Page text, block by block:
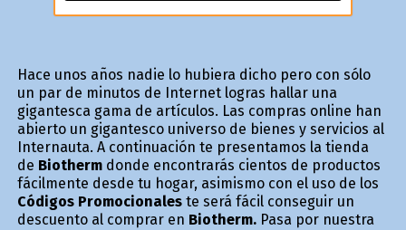
Hace unos años nadie lo hubiera dicho pero con sólo
un par de minutos de Internet logras hallar una
gigantesca gama de artículos. Las compras online han
abierto un gigantesco universo de bienes y servicios al
Internauta. A continuación te presentamos la tienda
de Biothermdonde encontrarás cientos de productos
fácilmente desde tu hogar, asimismo con el uso de los
Códigos Promocionaleste será fácil conseguir un
descuento al comprar en Biotherm.Pasa por nuestra